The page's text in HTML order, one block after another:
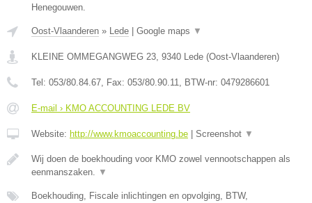
Henegouwen.
Oost-Vlaanderen » Lede Google maps ▼
KLEINE OMMEGANGWEG 23, 9340 Lede (Oost-Vlaanderen)
Tel: 053/80.84.67, Fax: 053/80.90.11, BTW-nr: 0479286601
E-mail › KMO ACCOUNTING LEDE BV
Website: http://www.kmoaccounting.be Screenshot ▼
Wij doen de boekhouding voor KMO zowel vennootschappen als
eenmanszaken. ▼
Boekhouding, Fiscale inlichtingen en opvolging, BTW,